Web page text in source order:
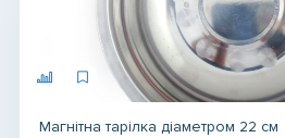
Магнітна тарілка діаметром 22 см